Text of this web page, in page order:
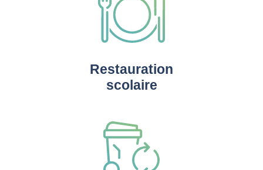
Restauration
scolaire